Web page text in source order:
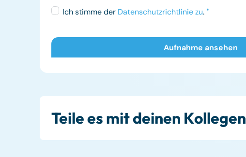
Ich stimme der Datenschutzrichtlinie zu. *
Teile es mit deinen Kollegen